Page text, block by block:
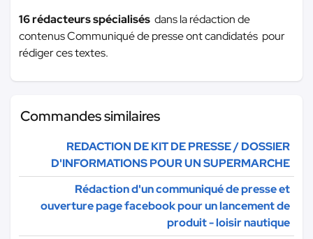
16 rédacteurs spécialisés dans la rédaction de
contenus Communiqué de presse ont candidatés pour
rédiger ces textes.
Commandes similaires
REDACTION DE KIT DE PRESSE / DOSSIER
D'INFORMATIONS POUR UN SUPERMARCHE
Rédaction d'un communiqué de presse et
ouverture page facebook pour un lancement de
produit - loisir nautique